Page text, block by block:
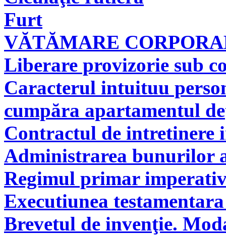
Furt
VĂTĂMARE
Liberare provizorie sub
Caracterul intuituu
cumpăra apartamentul
Contractul de intretinere
Administrarea bunurilor
Regimul primar
Executiunea
Brevetul de invenţie.